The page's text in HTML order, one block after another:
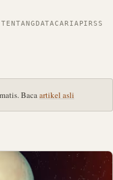
TENTANGDATACARIAPIRSS
Bacaartikel asli